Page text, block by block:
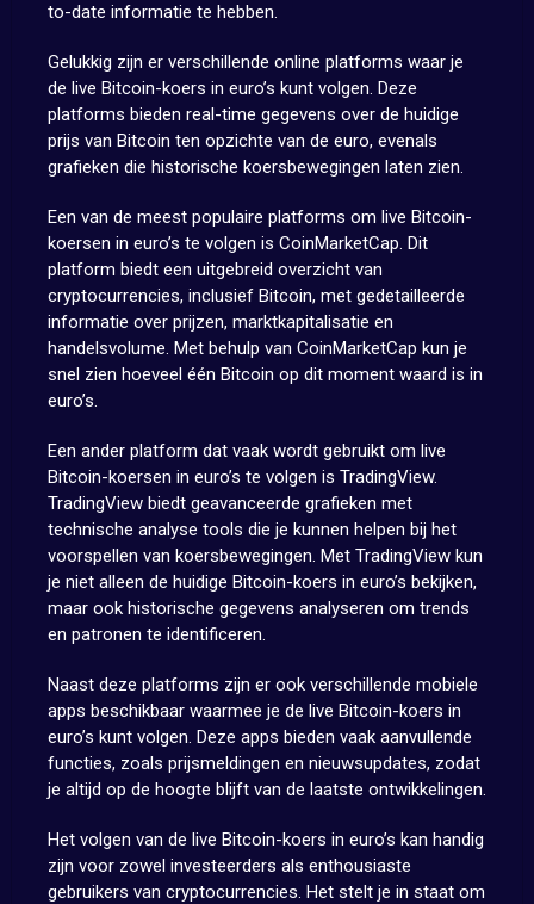
to-date informatie te hebben.
Gelukkig zijn er verschillende online platforms waar je
de live Bitcoin-koers in euro’s kunt volgen. Deze
platforms bieden real-time gegevens over de huidige
prijs van Bitcoin ten opzichte van de euro, evenals
grafieken die historische koersbewegingen laten zien.
Een van de meest populaire platforms om live Bitcoin-
koersen in euro’s te volgen is CoinMarketCap. Dit
platform biedt een uitgebreid overzicht van
cryptocurrencies, inclusief Bitcoin, met gedetailleerde
informatie over prijzen, marktkapitalisatie en
handelsvolume. Met behulp van CoinMarketCap kun je
snel zien hoeveel één Bitcoin op dit moment waard is in
euro’s.
Een ander platform dat vaak wordt gebruikt om live
Bitcoin-koersen in euro’s te volgen is TradingView.
TradingView biedt geavanceerde grafieken met
technische analyse tools die je kunnen helpen bij het
voorspellen van koersbewegingen. Met TradingView kun
je niet alleen de huidige Bitcoin-koers in euro’s bekijken,
maar ook historische gegevens analyseren om trends
en patronen te identificeren.
Naast deze platforms zijn er ook verschillende mobiele
apps beschikbaar waarmee je de live Bitcoin-koers in
euro’s kunt volgen. Deze apps bieden vaak aanvullende
functies, zoals prijsmeldingen en nieuwsupdates, zodat
je altijd op de hoogte blijft van de laatste ontwikkelingen.
Het volgen van de live Bitcoin-koers in euro’s kan handig
zijn voor zowel investeerders als enthousiaste
gebruikers van cryptocurrencies. Het stelt je in staat om